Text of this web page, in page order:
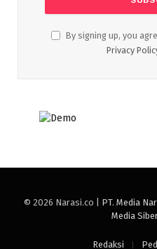
By signing up, you
Privacy
© 2026 Narasi.co | PT. Media
Media
Redaksi